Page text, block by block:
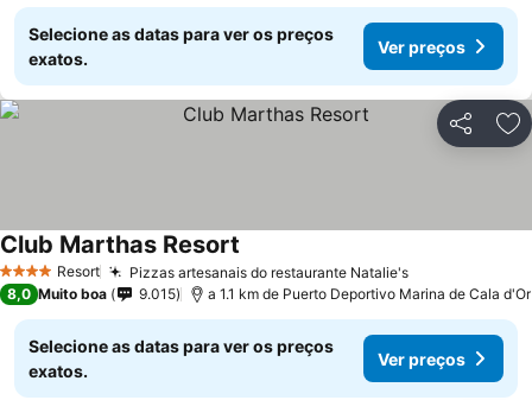
Selecione as datas para ver os preços
exatos.
Ver preços
Partilhar
4 EstrelasResort Pizzas artesanais do restaurante Natalie's
Club Marthas Resort
8,0 Muito boa 9.015 a 1.1 km de Puerto Deportivo Marina de Cala d'Or
Selecione as datas para ver os preços
exatos.
Ver preços